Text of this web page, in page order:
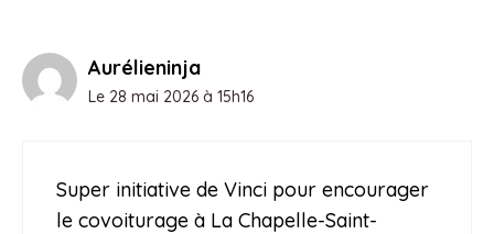
Aurélieninja
Le 28 mai 2026 à 15h16
Super initiative de Vinci pour encourager
le covoiturage à La Chapelle-Saint-